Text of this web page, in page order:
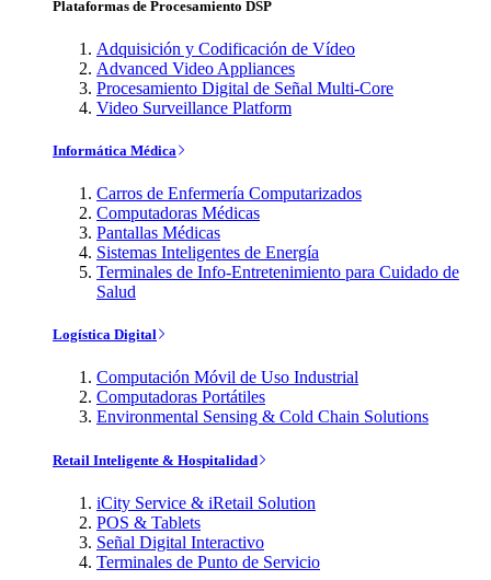
Plataformas de Procesamiento DSP
Adquisición y Codificación de Vídeo
Advanced Video Appliances
Procesamiento Digital de Señal Multi-Core
Video Surveillance Platform
Informática Médica
Carros de Enfermería Computarizados
Computadoras Médicas
Pantallas Médicas
Sistemas Inteligentes de Energía
Terminales de Info-Entretenimiento para Cuidado de
Salud
Logística Digital
Computación Móvil de Uso Industrial
Computadoras Portátiles
Environmental Sensing & Cold Chain Solutions
Retail Inteligente & Hospitalidad
iCity Service & iRetail Solution
POS & Tablets
Señal Digital Interactivo
Terminales de Punto de Servicio